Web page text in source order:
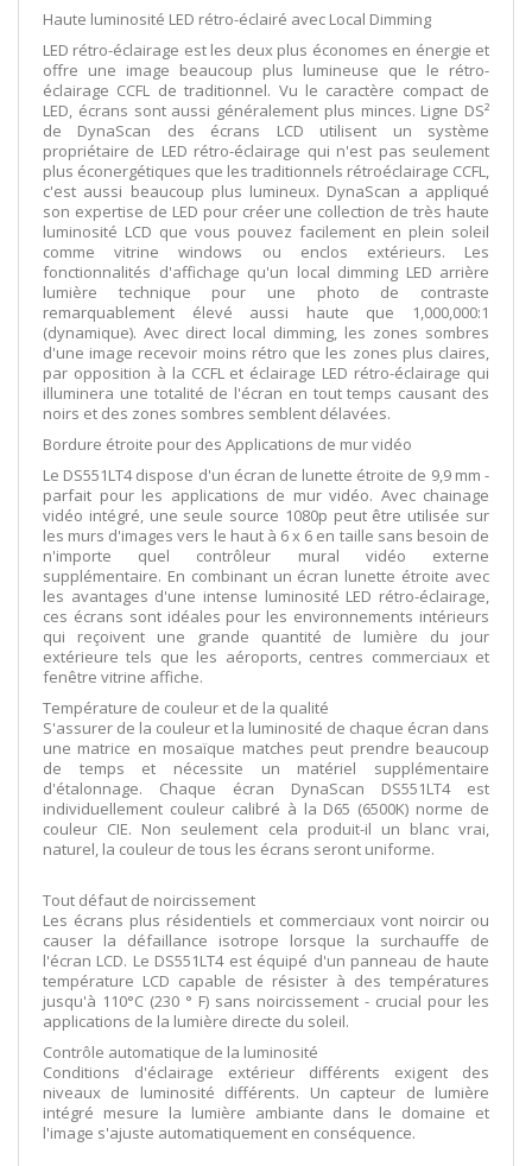
Haute luminosité LED rétro-éclairé avec Local Dimming
LED rétro-éclairage est les deux plus économes en énergie et
offre une image beaucoup plus lumineuse que le rétro-
éclairage CCFL de traditionnel. Vu le caractère compact de
LED, écrans sont aussi généralement plus minces. Ligne DS²
de DynaScan des écrans LCD utilisent un système
propriétaire de LED rétro-éclairage qui n'est pas seulement
plus éconergétiques que les traditionnels rétroéclairage CCFL,
c'est aussi beaucoup plus lumineux. DynaScan a appliqué
son expertise de LED pour créer une collection de très haute
luminosité LCD que vous pouvez facilement en plein soleil
comme vitrine windows ou enclos extérieurs. Les
fonctionnalités d'affichage qu'un local dimming LED arrière
lumière technique pour une photo de contraste
remarquablement élevé aussi haute que 1,000,000:1
(dynamique). Avec direct local dimming, les zones sombres
d'une image recevoir moins rétro que les zones plus claires,
par opposition à la CCFL et éclairage LED rétro-éclairage qui
illuminera une totalité de l'écran en tout temps causant des
noirs et des zones sombres semblent délavées.
Bordure étroite pour des Applications de mur vidéo
Le DS551LT4 dispose d'un écran de lunette étroite de 9,9 mm -
parfait pour les applications de mur vidéo. Avec chainage
vidéo intégré, une seule source 1080p peut être utilisée sur
les murs d'images vers le haut à 6 x 6 en taille sans besoin de
n'importe quel contrôleur mural vidéo externe
supplémentaire. En combinant un écran lunette étroite avec
les avantages d'une intense luminosité LED rétro-éclairage,
ces écrans sont idéales pour les environnements intérieurs
qui reçoivent une grande quantité de lumière du jour
extérieure tels que les aéroports, centres commerciaux et
fenêtre vitrine affiche.
Température de couleur et de la qualité
S'assurer de la couleur et la luminosité de chaque écran dans
une matrice en mosaïque matches peut prendre beaucoup
de temps et nécessite un matériel supplémentaire
d'étalonnage. Chaque écran DynaScan DS551LT4 est
individuellement couleur calibré à la D65 (6500K) norme de
couleur CIE. Non seulement cela produit-il un blanc vrai,
naturel, la couleur de tous les écrans seront uniforme.
Tout défaut de noircissement
Les écrans plus résidentiels et commerciaux vont noircir ou
causer la défaillance isotrope lorsque la surchauffe de
l'écran LCD. Le DS551LT4 est équipé d'un panneau de haute
température LCD capable de résister à des températures
jusqu'à 110°C (230 ° F) sans noircissement - crucial pour les
applications de la lumière directe du soleil.
Contrôle automatique de la luminosité
Conditions d'éclairage extérieur différents exigent des
niveaux de luminosité différents. Un capteur de lumière
intégré mesure la lumière ambiante dans le domaine et
l'image s'ajuste automatiquement en conséquence.